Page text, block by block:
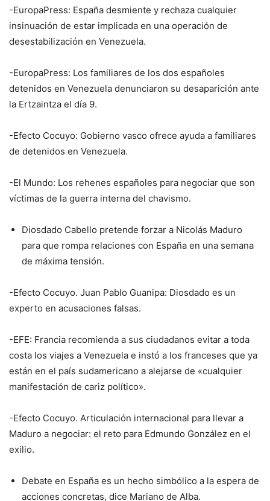
-EuropaPress: España desmiente y rechaza cualquier
insinuación de estar implicada en una operación de
desestabilización en Venezuela.
-EuropaPress: Los familiares de los dos españoles
detenidos en Venezuela denunciaron su desaparición ante
la Ertzaintza el día 9.
-Efecto Cocuyo: Gobierno vasco ofrece ayuda a familiares
de detenidos en Venezuela.
-El Mundo: Los rehenes españoles para negociar que son
víctimas de la guerra interna del chavismo.
Diosdado Cabello pretende forzar a Nicolás Maduro
para que rompa relaciones con España en una semana
de máxima tensión.
-Efecto Cocuyo. Juan Pablo Guanipa: Diosdado es un
experto en acusaciones falsas.
-EFE: Francia recomienda a sus ciudadanos evitar a toda
costa los viajes a Venezuela e instó a los franceses que ya
están en el país sudamericano a alejarse de «cualquier
manifestación de cariz político».
-Efecto Cocuyo. Articulación internacional para llevar a
Maduro a negociar: el reto para Edmundo González en el
exilio.
Debate en España es un hecho simbólico a la espera de
acciones concretas, dice Mariano de Alba.